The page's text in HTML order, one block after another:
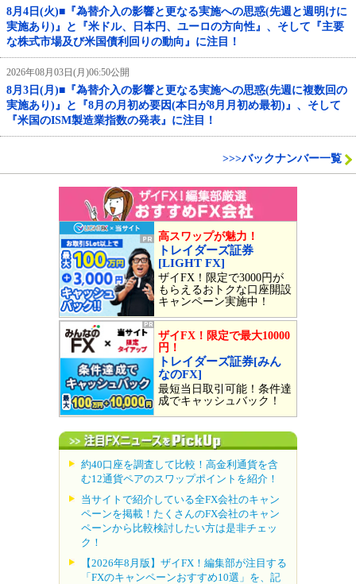
8月4日(火)■『為替介入の影響と更なる実施への思惑(先週と週明けに
実施あり)』と『米ドル、日本円、ユーロの方向性』、そして『主要
な株式市場及び米国債利回りの動向』に注目！
2026年08月03日(月)06:50公開
8月3日(月)■『為替介入の影響と更なる実施への思惑(先週に複数回の
実施あり)』と『8月の月初め要因(本日が8月月初め最初)』、そして
『米国のISM製造業指数の発表』に注目！
>>>バックナンバー一覧
高スワップが魅力！
トレイダーズ証券
[LIGHT FX]
ザイFX！限定で3000円が
もらえるおトクな口座開設
キャンペーン実施中！
ザイFX！限定で最大10000
円！
トレイダーズ証券[みん
なのFX]
最短当日取引可能！条件達
成でキャッシュバック！
約40口座を調査して比較！高金利通貨を含
む12通貨ペアのスワップポイントを紹介！
当サイトで紹介している全FX会社のキャン
ペーンを掲載！たくさんのFX会社のキャン
ペーンから比較検討したい方は是非チェッ
ク！
【2026年8月版】ザイFX！編集部が注目する
「FXのキャンペーンおすすめ10選」を、記